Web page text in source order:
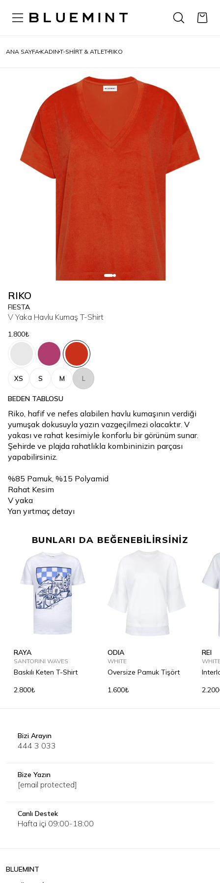
ANA SAYFA KADIN T-SHIRT & ATLET RIKO
RIKO
FIESTA
V Yaka Havlu Kumaş T-Shirt
1.800₺
XS S M L
BEDEN TABLOSU
Riko, hafif ve nefes alabilen havlu kumaşının verdiği
yumuşak dokusuyla yazın vazgeçilmezi olacaktır. V
yakası ve rahat kesimiyle konforlu bir görünüm sunar.
Şehirde ve plajda rahatlıkla kombininizin parçası
yapabilirsiniz.
%85 Pamuk, %15 Polyamid
Rahat Kesim
V yaka
Yan yırtmaç detayı
BUNLARI DA BEĞENEBİLİRSİNİZ
RAYA
SANTORINI WAVES
Baskılı Keten T-Shirt
2.800₺
ODIA
WHITE
Oversize Pamuk Tişört
1.600₺
REI
Bizi Arayın
444 3 033
Bize Yazın
[email protected]
Canlı Destek
Hafta içi 09:00-18:00
BLUEMINT